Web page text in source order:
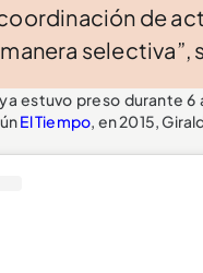
coordinación de
selectiva”,
estuvo preso durante
El Tiempo, en 2015,